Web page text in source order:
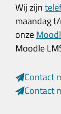
Wij zijn
maandag
onze
Moodle
Contact
Contact